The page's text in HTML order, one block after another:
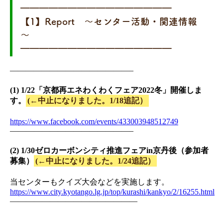
━━━━━━━━━━━━━━━━
【1】Report ～センター活動・関連情報
～
━━━━━━━━━━━━━━━━
———————————————–
(1) 1/22「京都再エネわくわくフェア2022冬」開催しま
す。
(←中止になりました。1/18追記）
https://www.facebook.com/events/433003948512749
———————————————–
(2) 1/30ゼロカーボンシティ推進フェアin京丹後（参加者
募集）
(←中止になりました。1/24追記）
当センターもクイズ大会などを実施します。
https://www.city.kyotango.lg.jp/top/kurashi/kankyo/2/16255.html
————————————————